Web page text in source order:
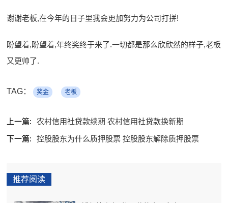
谢谢老板,在今年的日子里我会更加努力为公司打拼!
盼望着,盼望着,年终奖终于来了.一切都是那么欣欣然的样子,老板
又更帅了.
TAG： 奖金 老板
上一篇:
农村信用社贷款续期 农村信用社贷款换新期
下一篇:
控股股东为什么质押股票 控股股东解除质押股票
推荐阅读